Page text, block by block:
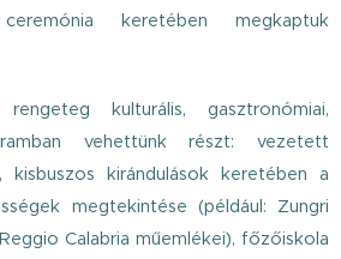
keretében megkaptuk
kulturális, gasztronómiai,
vehettünk részt: vezetett
kisbuszos kirándulások keretében a
megtekintése (például: Zungri
Calabria műemlékei), főzőiskola